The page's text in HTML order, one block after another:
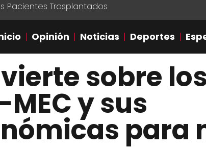
Pacientes Trasplantados
Opinión Noticias Deportes
sobre
y sus
para